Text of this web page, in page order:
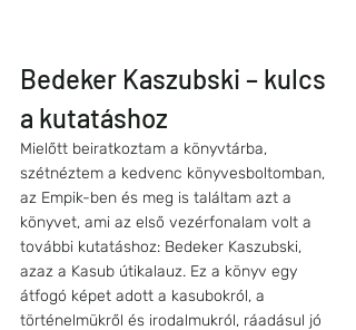
Bedeker Kaszubski – kulcs
a kutatáshoz
Mielőtt beiratkoztam a könyvtárba,
szétnéztem a kedvenc könyvesboltomban,
az Empik-ben és meg is találtam azt a
könyvet, ami az első vezérfonalam volt a
további kutatáshoz: Bedeker Kaszubski,
azaz a Kasub útikalauz. Ez a könyv egy
átfogó képet adott a kasubokról, a
történelmükről és irodalmukról, ráadásul jó